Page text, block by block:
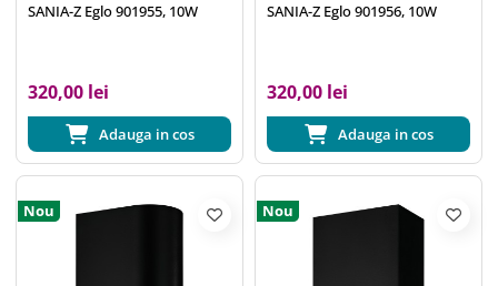
SANIA-Z Eglo 901955, 10W
320,00 lei
Adauga in cos
SANIA-Z Eglo 901956, 10W
320,00 lei
Adauga in cos
Nou Nou